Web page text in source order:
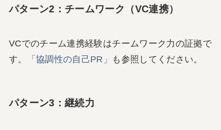
パターン2：チームワーク（VC連携）
VCでのチーム連携経験はチームワーク力の証拠で
す。
「協調性の自己PR」 も参照してください。
パターン3：継続力